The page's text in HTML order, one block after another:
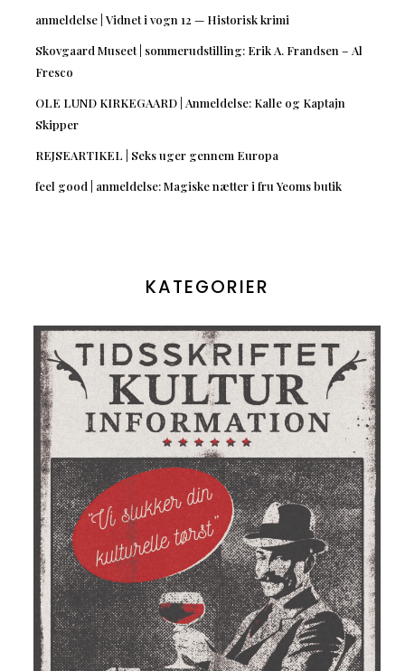
anmeldelse | Vidnet i vogn 12 — Historisk krimi
Skovgaard Museet | sommerudstilling: Erik A. Frandsen – Al
Fresco
OLE LUND KIRKEGAARD | Anmeldelse: Kalle og Kaptajn
Skipper
REJSEARTIKEL | Seks uger gennem Europa
feel good | anmeldelse: Magiske nætter i fru Yeoms butik
KATEGORIER